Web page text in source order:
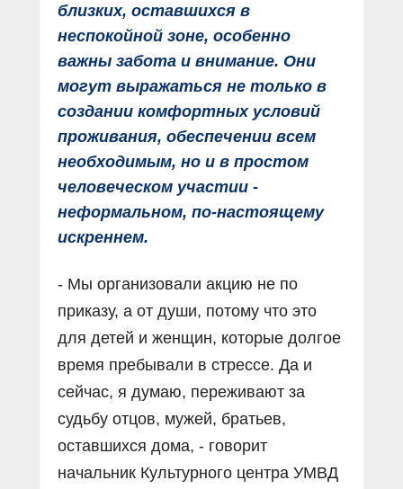
близких, оставшихся в
неспокойной зоне, особенно
важны забота и внимание. Они
могут выражаться не только в
создании комфортных условий
проживания, обеспечении всем
необходимым, но и в простом
человеческом участии -
неформальном, по-настоящему
искреннем.
- Мы организовали акцию не по
приказу, а от души, потому что это
для детей и женщин, которые долгое
время пребывали в стрессе. Да и
сейчас, я думаю, переживают за
судьбу отцов, мужей, братьев,
оставшихся дома, - говорит
начальник Культурного центра УМВД